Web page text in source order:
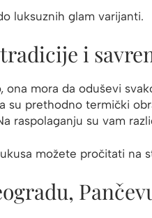
luksuznih glam varijanti.
i
mora da oduševi
su prethodno termički
raspolaganju su vam
možete pročitati na